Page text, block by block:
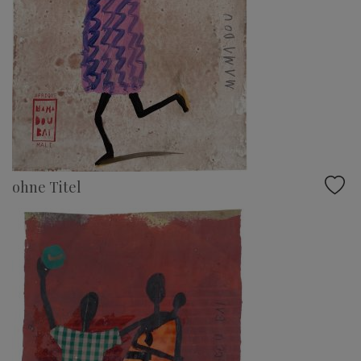
ohne Titel